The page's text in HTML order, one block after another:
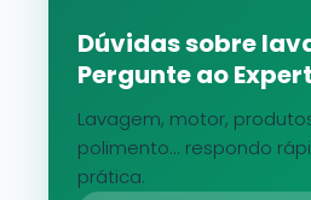
Dúvidas sobre
Pergunte ao
Lavagem, motor,
polimento... respondo
prática.